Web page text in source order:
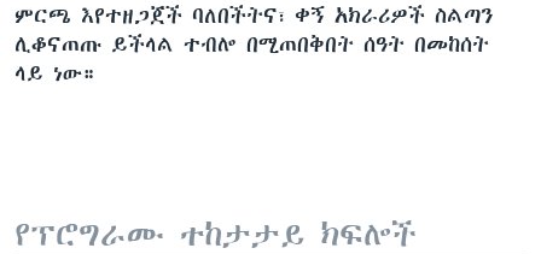
ምርጫ እየተዘጋጀች ባለበችትና፣ ቀኝ አክራሪዎች ስልጣን
ሊቆናጠጡ ይችላል ተብሎ በሚጠበቅበት ሰዓት በመከሰት
ላይ ነው።
የፕሮግራሙ ተከታታይ ክፍሎች